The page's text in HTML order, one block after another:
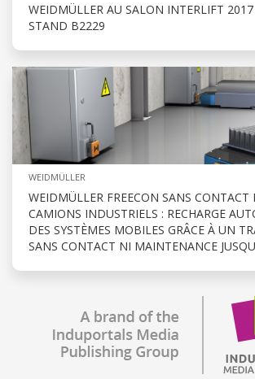
WEIDMÜLLER AU SALON INTERLIFT
STAND B2229
WEIDMÜLLER
WEIDMÜLLER FREECON SANS CONTACT
CAMIONS INDUSTRIELS : RECHARGE
DES SYSTÈMES MOBILES GRÂCE À UN
SANS CONTACT NI MAINTENANCE